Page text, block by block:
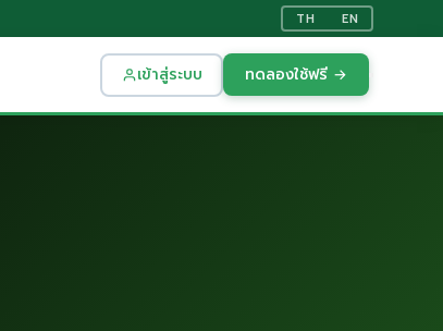
TH EN
เข้าสู่ระบบ ทดลองใช้ฟรี →